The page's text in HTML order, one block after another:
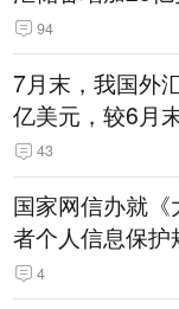
94
7月末，我国外
亿美元，较6月
升幅为0.07%
43
国家网信办就
者个人信息保
稿）》公开征求
4